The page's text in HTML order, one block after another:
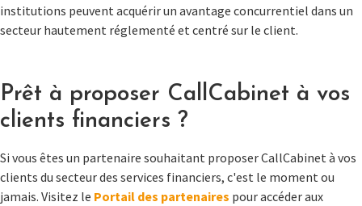
institutions peuvent acquérir un avantage concurrentiel dans un
secteur hautement réglementé et centré sur le client.
Prêt à proposer CallCabinet à vos
clients financiers ?
Si vous êtes un partenaire souhaitant proposer CallCabinet à vos
clients du secteur des services financiers, c'est le moment ou
jamais. Visitez le Portail des partenaires pour accéder aux